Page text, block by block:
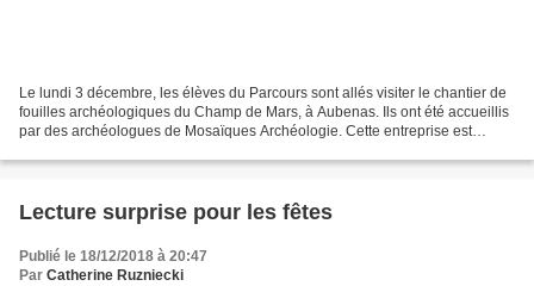
Le lundi 3 décembre, les élèves du Parcours sont allés visiter le chantier de
fouilles archéologiques du Champ de Mars, à Aubenas. Ils ont été accueillis
par des archéologues de Mosaïques Archéologie. Cette entreprise est
Lecture surprise pour les fêtes
Publié le 18/12/2018 à 20:47
Par Catherine Ruzniecki